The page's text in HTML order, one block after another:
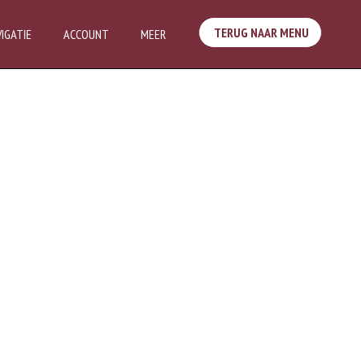
ACCOUNT MEER TERUG NAAR MENU